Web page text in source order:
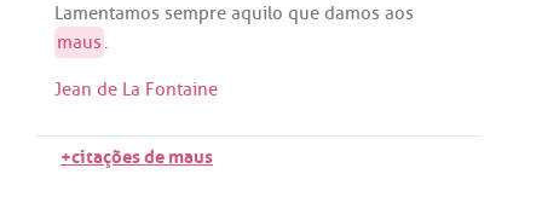
Lamentamos sempre aquilo que damos aos
maus .
Jean de La Fontaine
+citações de maus